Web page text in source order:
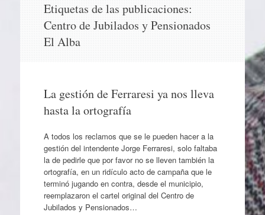
contenido
Etiquetas de las publicaciones:
Centro de Jubilados y Pensionados
El Alba
La gestión de Ferraresi ya nos lleva
hasta la ortografía
A todos los reclamos que se le pueden hacer a la
gestión del intendente Jorge Ferraresi, solo faltaba
la de pedirle que por favor no se lleven también la
ortografía, en un ridículo acto de campaña que le
terminó jugando en contra, desde el municipio,
reemplazaron el cartel original del Centro de
Jubilados y Pensionados…